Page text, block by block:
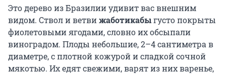
Это дерево из Бразилии удивит вас внешним
видом. Ствол и ветвижаботикабыгусто покрыты
фиолетовыми ягодами, словно их обсыпали
виноградом. Плоды небольшие, 2–4 сантиметра в
диаметре, с плотной кожурой и сладкой сочной
мякотью. Их едят свежими, варят из них варенье,